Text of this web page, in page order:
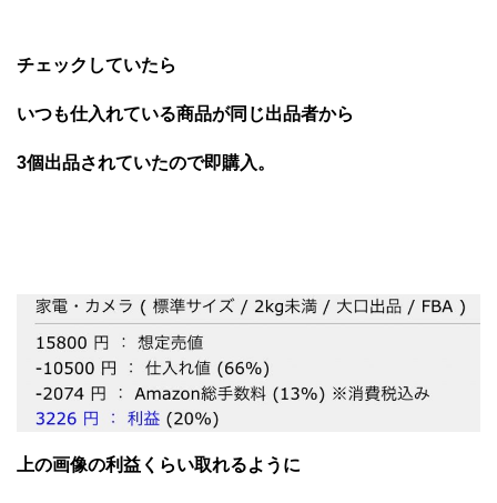
チェックしていたら
いつも仕入れている商品が同じ出品者から
3個出品されていたので即購入。
上の画像の利益くらい取れるように